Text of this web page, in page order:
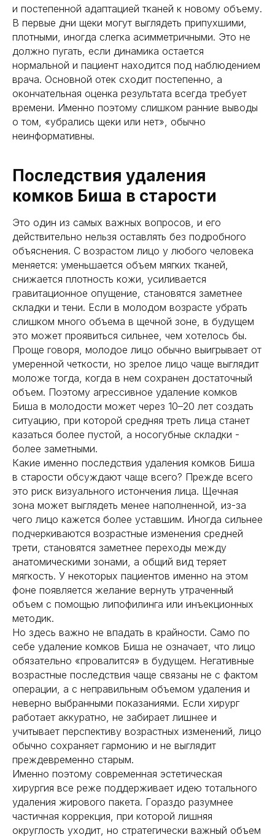
и постепенной адаптацией тканей к новому объему.
В первые дни щеки могут выглядеть припухшими,
плотными, иногда слегка асимметричными. Это не
должно пугать, если динамика остается
нормальной и пациент находится под наблюдением
врача. Основной отек сходит постепенно, а
окончательная оценка результата всегда требует
времени. Именно поэтому слишком ранние выводы
о том, «убрались щеки или нет», обычно
неинформативны.
Последствия удаления
комков Биша в старости
Это один из самых важных вопросов, и его
действительно нельзя оставлять без подробного
объяснения. С возрастом лицо у любого человека
меняется: уменьшается объем мягких тканей,
снижается плотность кожи, усиливается
гравитационное опущение, становятся заметнее
складки и тени. Если в молодом возрасте убрать
слишком много объема в щечной зоне, в будущем
это может проявиться сильнее, чем хотелось бы.
Проще говоря, молодое лицо обычно выигрывает от
умеренной четкости, но зрелое лицо чаще выглядит
моложе тогда, когда в нем сохранен достаточный
объем. Поэтому агрессивное удаление комков
Биша в молодости может через 10–20 лет создать
ситуацию, при которой средняя треть лица станет
казаться более пустой, а носогубные складки -
более заметными.
Какие именно последствия удаления комков Биша
в старости обсуждают чаще всего? Прежде всего
это риск визуального истончения лица. Щечная
зона может выглядеть менее наполненной, из-за
чего лицо кажется более уставшим. Иногда сильнее
подчеркиваются возрастные изменения средней
трети, становятся заметнее переходы между
анатомическими зонами, а общий вид теряет
мягкость. У некоторых пациентов именно на этом
фоне появляется желание вернуть утраченный
объем с помощью липофилинга или инъекционных
методик.
Но здесь важно не впадать в крайности. Само по
себе удаление комков Биша не означает, что лицо
обязательно «провалится» в будущем. Негативные
возрастные последствия чаще связаны не с фактом
операции, а с неправильным объемом удаления и
неверно выбранными показаниями. Если хирург
работает аккуратно, не забирает лишнее и
учитывает перспективу возрастных изменений, лицо
обычно сохраняет гармонию и не выглядит
преждевременно старым.
Именно поэтому современная эстетическая
хирургия все реже поддерживает идею тотального
удаления жирового пакета. Гораздо разумнее
частичная коррекция, при которой лишняя
округлость уходит, но стратегически важный объем